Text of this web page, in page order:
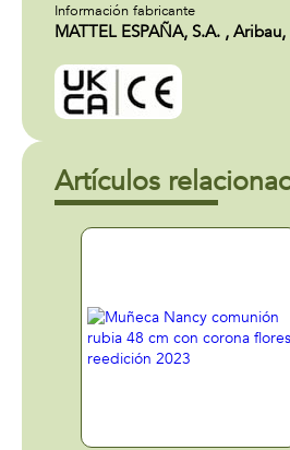
Información fabricante
MATTEL ESPAÑA, S.A. ,
Artículos